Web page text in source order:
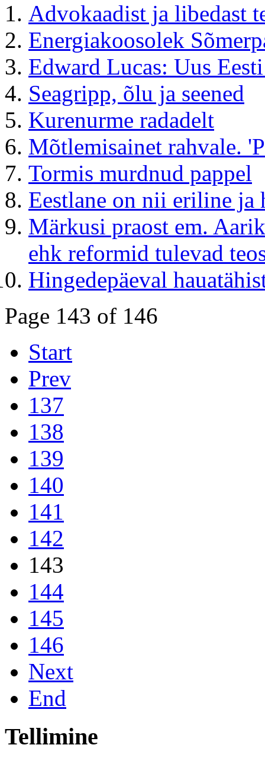
Advokaadist ja libedast
Energiakoosolek
Edward Lucas: Uus
Seagripp, õlu ja seened
Kurenurme radadelt
Mõtlemisainet rahvale.
Tormis murdnud pappel
Eestlane on nii eriline ja
Märkusi praost em.
ehk reformid tulevad
Hingedepäeval
Page 143 of 146
Start
Prev
137
138
139
140
141
142
143
144
145
146
Next
End
Tellimine